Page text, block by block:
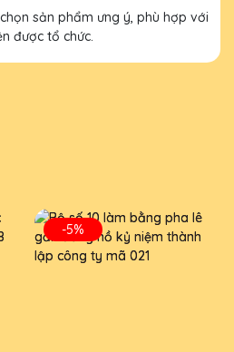
sản phẩm ưng ý, phù hợp với
được tổ chức.
-5%